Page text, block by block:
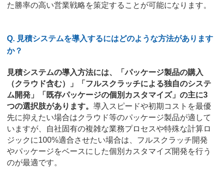
た勝率の高い営業戦略を策定することが可能になります。
Q. 見積システムを導入するにはどのような方法があります
か？
見積システムの導入方法には、「パッケージ製品の購入
（クラウド含む）」「フルスクラッチによる独自のシステ
ム開発」「既存パッケージの個別カスタマイズ」の主に3
つの選択肢があります。 導入スピードや初期コストを最優
先に抑えたい場合はクラウド等のパッケージ製品が適して
いますが、自社固有の複雑な業務プロセスや特殊な計算ロ
ジックに100%適合させたい場合は、フルスクラッチ開発
やパッケージをベースにした個別カスタマイズ開発を行う
のが最適です。